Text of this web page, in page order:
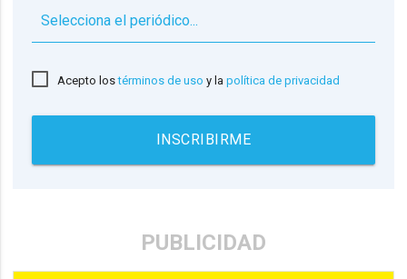
Acepto lostérminos de uso y lapolítica de privacidad
INSCRIBIRME
PUBLICIDAD